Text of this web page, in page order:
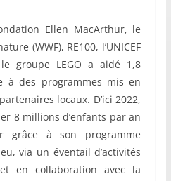
Ellen MacArthur, le
(WWF), RE100, l’UNICEF
groupe LEGO a aidé 1,8
à des programmes mis en
locaux. D’ici 2022,
8 millions d’enfants par an
grâce à son programme
via un éventail d’activités
en collaboration avec la